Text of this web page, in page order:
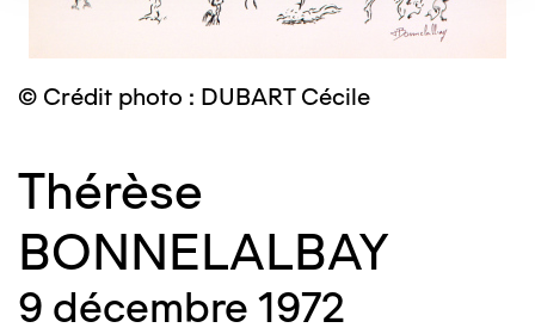
© Crédit photo : DUBART Cécile
Thérèse
BONNELALBAY
9 décembre 1972